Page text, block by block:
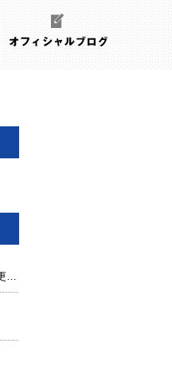
夏休みの終わりに40.5度 最高更新